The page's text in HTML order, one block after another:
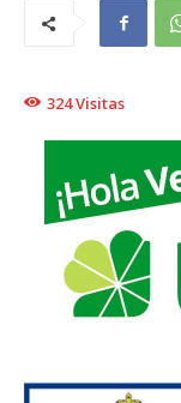
324Visitas